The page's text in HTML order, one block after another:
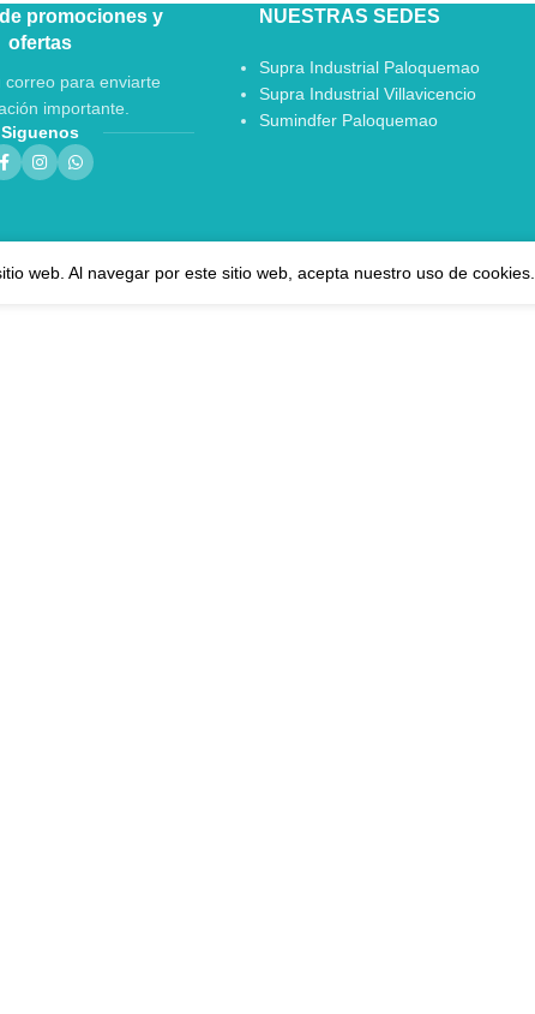
promociones y
ofertas
correo para enviarte
importante.
Siguenos
NUESTRAS SEDES
Supra Industrial Paloquemao
Supra Industrial Villavicencio
Sumindfer Paloquemao
web. Al navegar por este sitio web, acepta nuestro uso de cookies.